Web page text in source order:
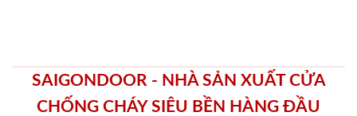
SAIGONDOOR - NHÀ SẢN XUẤT CỬA
CHỐNG CHÁY SIÊU BỀN HÀNG ĐẦU